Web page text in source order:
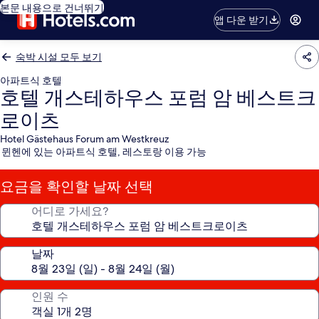
본문 내용으로 건너뛰기
앱 다운 받기
숙박 시설 모두 보기
아파트식 호텔
호텔 개스테하우스 포럼 암 베스트크
로이츠
Hotel Gästehaus Forum am Westkreuz
뮌헨에 있는 아파트식 호텔, 레스토랑 이용 가능
요금을 확인할 날짜 선택
어디로 가세요?
날짜
인원 수